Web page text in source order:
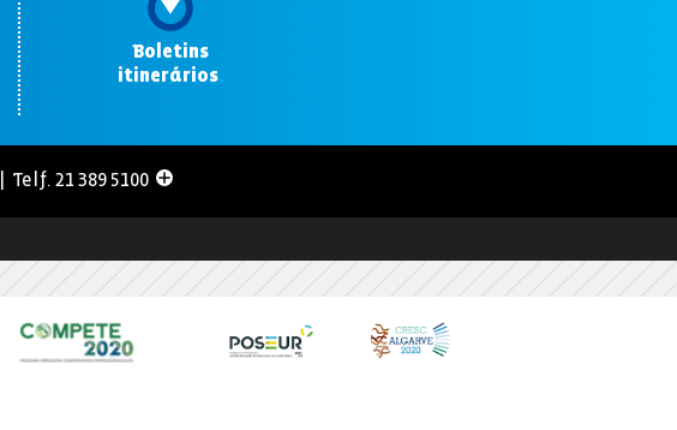
Boletins
itinerários.
| Telf. 21 389 5100